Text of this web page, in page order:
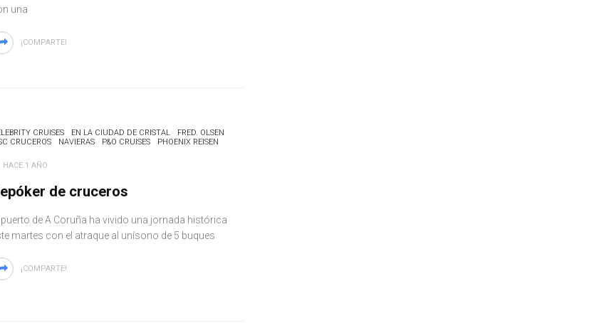
una
¡COMPARTE!
CRUISES EN LA CIUDAD DE CRISTAL
FRED. OLSEN
CRUCEROS
NAVIERAS P&O CRUISES PHOENIX REISEN
HACE 1 AÑO
de cruceros
puerto de A Coruña ha vivido una jornada histórica
martes con el atraque al unísono de 5 buques
¡COMPARTE!